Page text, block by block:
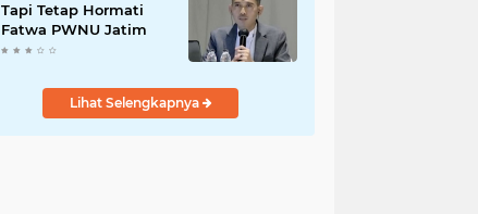
Tapi Tetap Hormati
Fatwa PWNU Jatim
Lihat Selengkapnya